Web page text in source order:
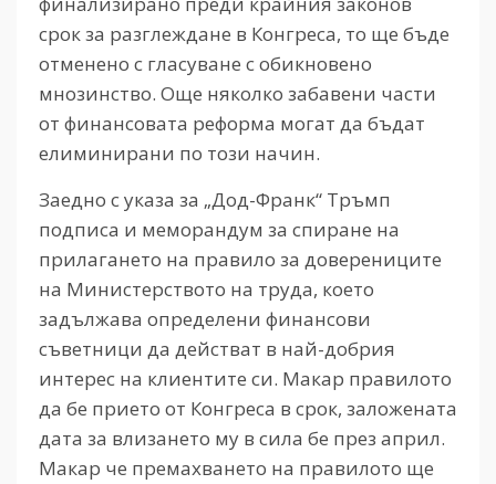
срок за разглеждане в Конгреса, то ще бъде
отменено с гласуване с обикновено
мнозинство. Още няколко забавени части
от финансовата реформа могат да бъдат
елиминирани по този начин.
Заедно с указа за „Дод-Франк“ Тръмп
подписа и меморандум за спиране на
прилагането на правило за доверениците
на Министерството на труда, което
задължава определени финансови
съветници да действат в най-добрия
интерес на клиентите си. Макар правилото
да бе прието от Конгреса в срок, заложената
дата за влизането му в сила бе през април.
Макар че премахването на правилото ще